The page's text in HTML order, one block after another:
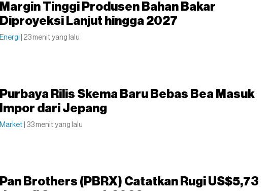
Margin Tinggi Produsen Bahan Bakar
Diproyeksi Lanjut hingga 2027
Energi | 23 menit yang lalu
Purbaya Rilis Skema Baru Bebas Bea Masuk
Impor dari Jepang
Market | 33 menit yang lalu
Pan Brothers (PBRX) Catatkan Rugi US$5,73